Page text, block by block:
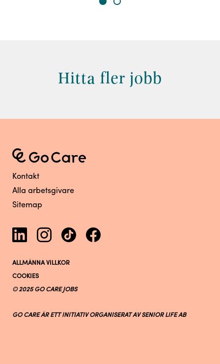
Hitta fler jobb
Kontakt
Alla arbetsgivare
Sitemap
GO CARE ÄR ETT INITIATIV ORGANISERAT AV SENIOR LIFE AB
© 2025 GO CARE JOBS
ALLMÄNNA VILLKOR
COOKIES